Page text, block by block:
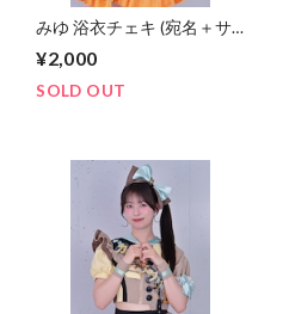
みゆ 浴衣チェキ (宛名＋サ
¥2,000
SOLD OUT